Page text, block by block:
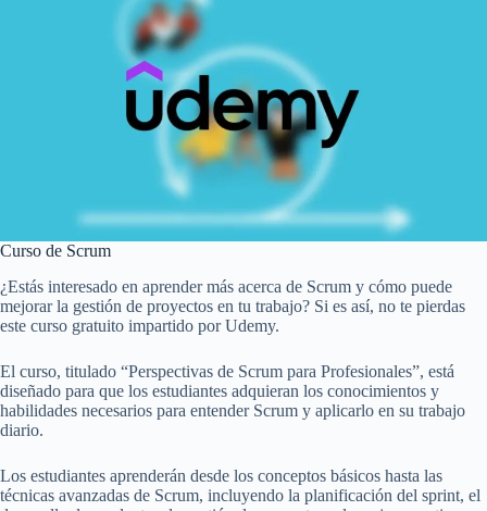
Curso de Scrum
¿Estás interesado en aprender más acerca de Scrum y cómo puede
mejorar la gestión de proyectos en tu trabajo? Si es así, no te pierdas
este curso gratuito impartido por Udemy.
El curso, titulado “Perspectivas de Scrum para Profesionales”, está
diseñado para que los estudiantes adquieran los conocimientos y
habilidades necesarios para entender Scrum y aplicarlo en su trabajo
diario.
Los estudiantes aprenderán desde los conceptos básicos hasta las
técnicas avanzadas de Scrum, incluyendo la planificación del sprint, el